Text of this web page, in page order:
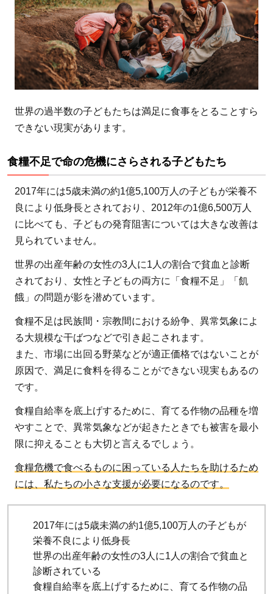
たち
を救
うた
めの
支援
は？
3.1
飢餓
を減
らす
方法
とは
3.1.1
最も貧
しい人
への支
3.1.2
妊娠か
ら2歳
誕生日
1,000
日間の
栄養改
3.1.3
持続可
能で多
様な作
物の推
進
食糧
世界の過半数の子どもたちは満足に食事をとることすら
できない現実があります。
食糧不足で命の危機にさらされる子どもたち
2017年には5歳未満の約1億5,100万人の子どもが栄養不
良により低身長とされており、2012年の1億6,500万人
に比べても、子どもの発育阻害については大きな改善は
見られていません。
世界の出産年齢の女性の3人に1人の割合で貧血と診断
されており、女性と子どもの両方に「食糧不足」「飢
餓」の問題が影を潜めています。
食糧不足は民族間・宗教間における紛争、異常気象によ
る大規模な干ばつなどで引き起こされます。
また、市場に出回る野菜などが適正価格ではないことが
原因で、満足に食料を得ることができない現実もあるの
です。
食糧自給率を底上げするために、育てる作物の品種を増
やすことで、異常気象などが起きたときでも被害を最小
限に抑えることも大切と言えるでしょう。
食糧危機で食べるものに困っている人たちを助けるため
には、私たちの小さな支援が必要になるのです。
2017年には5歳未満の約1億5,100万人の子どもが
栄養不良により低身長
世界の出産年齢の女性の3人に1人の割合で貧血と
診断されている
食糧自給率を底上げするために、育てる作物の品